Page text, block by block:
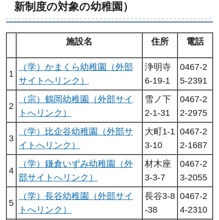
新制度の対象の幼稚園）
施設名 住所 電話
1
（学）かまくら幼稚園（外部
サイトへリンク）
浄明寺
6-19-1
0467-2
5-2391
2
（宗）鶴岡幼稚園（外部サイ
トへリンク）
雪ノ下
2-1-31
0467-2
2-2975
3
（学）比企谷幼稚園（外部サ
イトへリンク）
大町1-1
3-10
0467-2
2-1687
4
（学）鎌倉いずみ幼稚園（外
部サイトへリンク）
材木座
3-3-7
0467-2
3-2055
5
（学）長谷幼稚園（外部サイ
トへリンク）
長谷3-8
-38
0467-2
4-2310